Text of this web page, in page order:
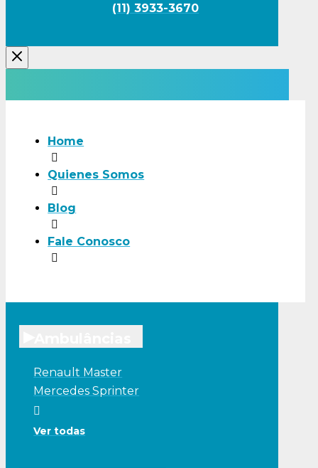
(11) 3933-3670
Home
Quienes Somos
Blog
Fale Conosco
Renault Master
Mercedes Sprinter
Ver todas